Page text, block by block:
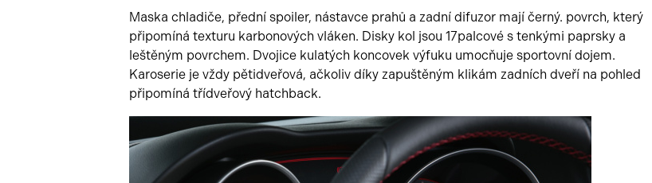
Maska chladiče, přední spoiler, nástavce prahů a zadní difuzor mají černý. povrch, který
připomíná texturu karbonových vláken. Disky kol jsou 17palcové s tenkými paprsky a
leštěným povrchem. Dvojice kulatých koncovek výfuku umocňuje sportovní dojem.
Karoserie je vždy pětidveřová, ačkoliv díky zapuštěným klikám zadních dveří na pohled
připomíná třídveřový hatchback.